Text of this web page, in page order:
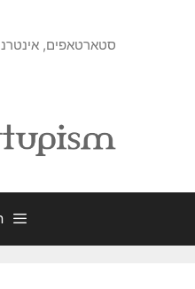
סטארטאפים,